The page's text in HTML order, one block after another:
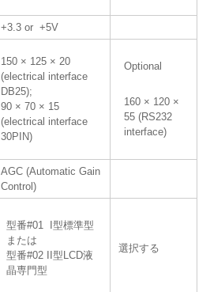
+3.3 or +5V
150 × 125 × 20
(electrical interface
DB25);
90 × 70 × 15
(electrical interface
30PIN)
Optional
160 × 120 ×
55 (RS232
interface)
AGC (Automatic Gain
Control)
型番#01 I型標準型
または
型番#02 II型LCD液
晶専門型
選択する